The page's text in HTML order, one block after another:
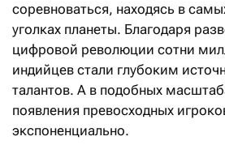
соревноваться, находясь в
уголках планеты. Благодаря
цифровой революции сотни
индийцев стали глубоким
талантов. А в подобных
появления превосходных
экспоненциально.